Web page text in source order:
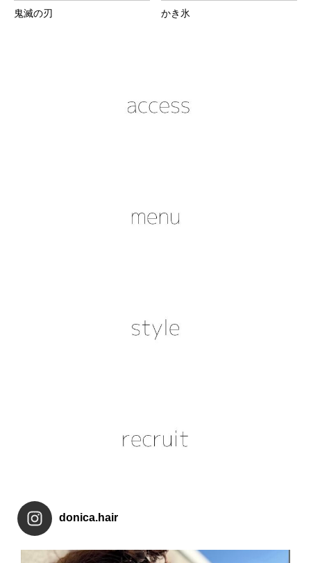
鬼滅の刃 かき氷
donica.hair